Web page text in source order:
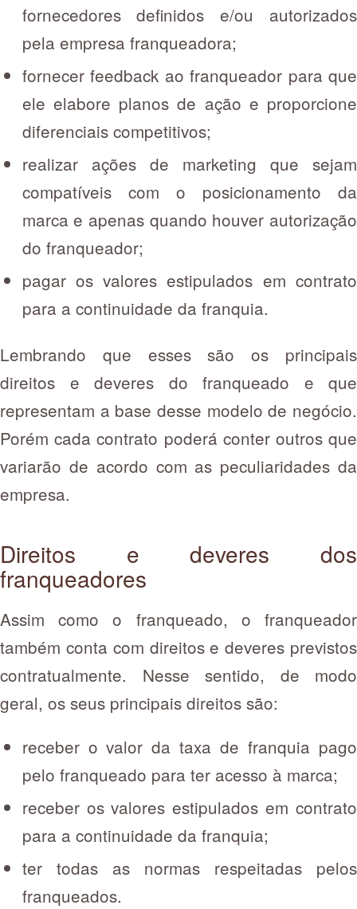
fornecedores definidos e/ou autorizados
pela empresa franqueadora;
fornecer feedback ao franqueador para que
ele elabore planos de ação e proporcione
diferenciais competitivos;
realizar ações de marketing que sejam
compatíveis com o posicionamento da
marca e apenas quando houver autorização
do franqueador;
pagar os valores estipulados em contrato
para a continuidade da franquia.
Lembrando que esses são os principais
direitos e deveres do franqueado e que
representam a base desse modelo de negócio.
Porém cada contrato poderá conter outros que
variarão de acordo com as peculiaridades da
empresa.
Direitos e deveres dos
franqueadores
Assim como o franqueado, o franqueador
também conta com direitos e deveres previstos
contratualmente. Nesse sentido, de modo
geral, os seus principais direitos são:
receber o valor da taxa de franquia pago
pelo franqueado para ter acesso à marca;
receber os valores estipulados em contrato
para a continuidade da franquia;
ter todas as normas respeitadas pelos
franqueados.